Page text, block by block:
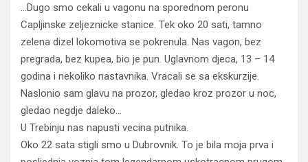
…Dugo smo cekali u vagonu na sporednom peronu
Capljinske zeljeznicke stanice. Tek oko 20 sati, tamno
zelena dizel lokomotiva se pokrenula. Nas vagon, bez
pregrada, bez kupea, bio je pun. Uglavnom djeca, 13 – 14
godina i nekoliko nastavnika. Vracali se sa ekskurzije.
Naslonio sam glavu na prozor, gledao kroz prozor u noc,
gledao negdje daleko…
U Trebinju nas napusti vecina putnika.
Oko 22 sata stigli smo u Dubrovnik. To je bila moja prva i